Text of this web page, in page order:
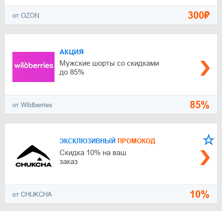
от OZON 300₽
АКЦИЯ
Мужские шорты со скидками
до 85%
от Wildberries 85%
ЭКСКЛЮЗИВНЫЙ ПРОМОКОД
Скидка 10% на ваш
заказ
от CHUKCHA 10%